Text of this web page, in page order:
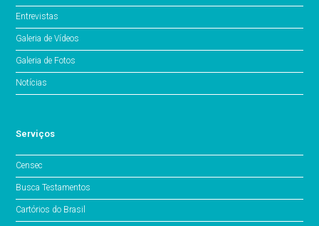
Entrevistas
Galeria de Vídeos
Galeria de Fotos
Notícias
Serviços
Censec
Busca Testamentos
Cartórios do Brasil